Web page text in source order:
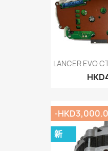
LANCER EVO
-
新